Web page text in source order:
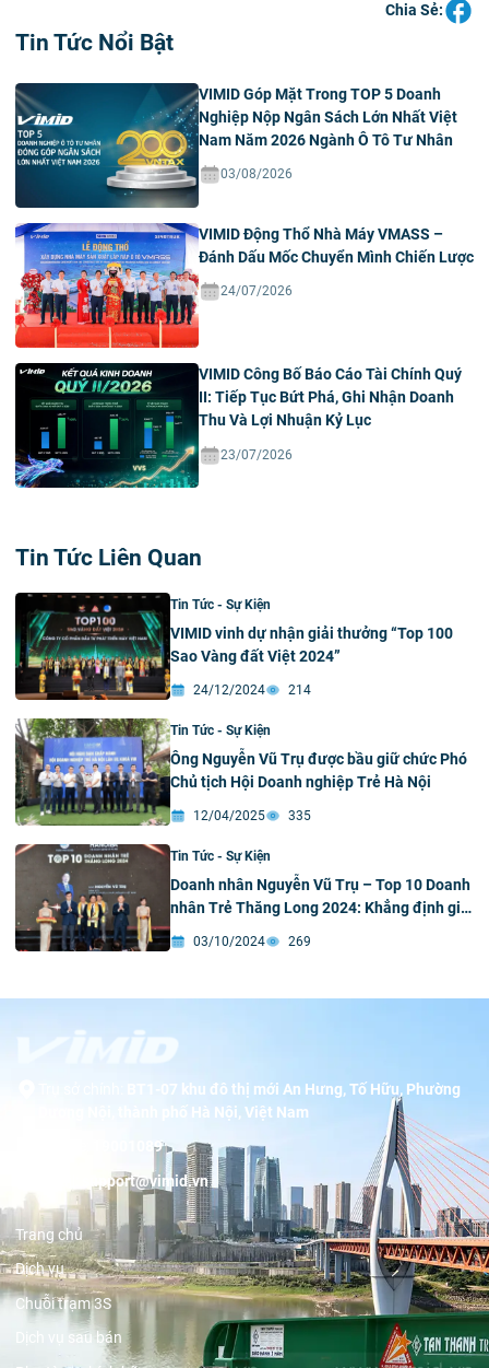
Chia Sẻ:
Tin Tức Nổi Bật
VIMID Góp Mặt Trong TOP 5 Doanh
Nghiệp Nộp Ngân Sách Lớn Nhất Việt
Nam Năm 2026 Ngành Ô Tô Tư Nhân
03/08/2026
VIMID Động Thổ Nhà Máy VMASS –
Đánh Dấu Mốc Chuyển Mình Chiến Lược
24/07/2026
VIMID Công Bố Báo Cáo Tài Chính Quý
II: Tiếp Tục Bứt Phá, Ghi Nhận Doanh
Thu Và Lợi Nhuận Kỷ Lục
23/07/2026
Tin Tức Liên Quan
Tin Tức - Sự Kiện
VIMID vinh dự nhận giải thưởng “Top 100
Sao Vàng đất Việt 2024”
24/12/2024 214
Tin Tức - Sự Kiện
Ông Nguyễn Vũ Trụ được bầu giữ chức Phó
Chủ tịch Hội Doanh nghiệp Trẻ Hà Nội
12/04/2025 335
Tin Tức - Sự Kiện
Doanh nhân Nguyễn Vũ Trụ – Top 10 Doanh
nhân Trẻ Thăng Long 2024: Khẳng định giá
03/10/2024 269
BT1-07 khu đô thị mới An Hưng, Tố Hữu, Phường
Dương Nội, thành phố Hà Nội, Việt Nam
19001089
support@vimid.vn
Trang chủ
Dịch vụ
Chuỗi trạm 3S
Dịch vụ sau bán